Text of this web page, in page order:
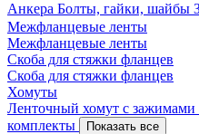
Анкера Болты, гайки, шайбы
Межфланцевые ленты
Межфланцевые ленты
Скоба для стяжки фланцев
Скоба для стяжки фланцев
Хомуты
Ленточный хомут с зажимами
комплекты
Показать все